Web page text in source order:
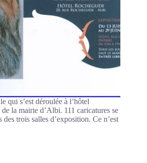
qui s’est déroulée à l’hôtel
la mairie d’Albi. 111 caricatures se
des trois salles d’exposition. Ce n’est